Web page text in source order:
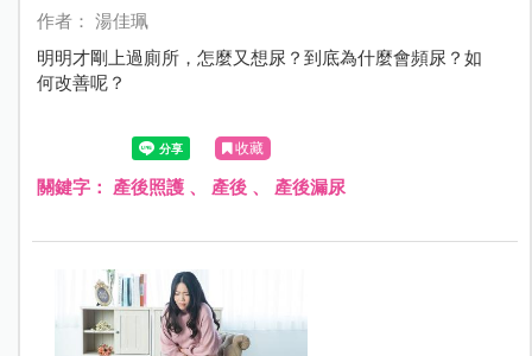
作者： 湯佳珮
明明才剛上過廁所，怎麼又想尿？到底為什麼會頻尿？如
何改善呢？
收藏
關鍵字： 產後照護、 產後、 產後漏尿